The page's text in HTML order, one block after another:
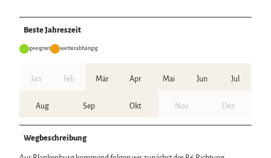
Beste Jahreszeit
geeignet wetterabhängig
Jan Feb Mär Apr Mai Jun Jul
Aug Sep Okt Nov Dez
Wegbeschreibung